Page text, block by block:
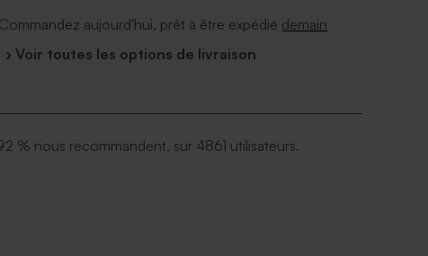
Commandez aujourd'hui, prêt à être expédié demain
› Voir toutes les options de livraison
% nous recommandent, sur 4861 utilisateurs.